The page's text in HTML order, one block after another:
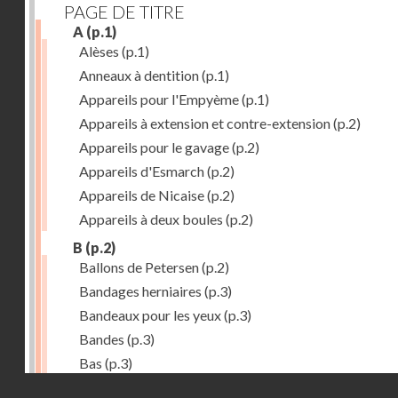
PAGE DE TITRE
A (p.1)
Alèses (p.1)
Anneaux à dentition(p.1)
Appareils pour l'Empyème(p.1)
Appareils à extension et contre-extension(p.2)
Appareils pour le gavage(p.2)
Appareils d'Esmarch(p.2)
Appareils de Nicaise(p.2)
Appareils à deux boules (p.2)
B (p.2)
Ballons de Petersen(p.2)
Bandages herniaires (p.3)
Bandeaux pour les yeux(p.3)
Bandes (p.3)
Bas (p.3)